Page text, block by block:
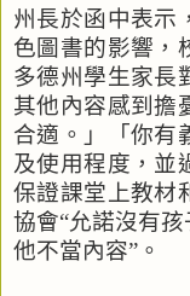
州長於函中表示
色圖書的影響，
多德州學生家長
其他內容感到擔
合適。」「你有
及使用程度，並
保證課堂上教材
協會“允諾沒有
他不當內容”。